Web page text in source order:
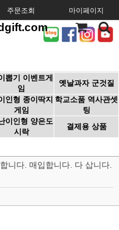
주문조회 마이페이지
뽑기 이벤트게
임
옛날과자 군것질
인형 종이딱지
게임
학교소품 역사관셋
팅
이인형 양은도
시락
결제용 상품
니다. 매입합니다. 다 삽니다.